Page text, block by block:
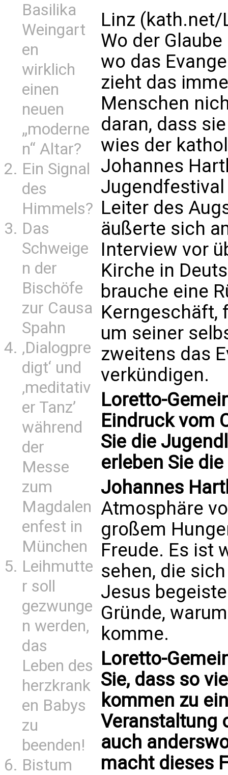
Basilika
Weingart
en
wirklich
einen
neuen
„moderne
n“ Altar?
Ein Signal
des
Himmels?
Das
Schweige
n der
Bischöfe
zur Causa
Spahn
‚Dialogpre
digt‘ und
‚meditativ
er Tanz’
während
der
Messe
zum
Magdalen
enfest in
München
Leihmutte
r soll
gezwunge
n werden,
das
Leben des
herzkrank
en Babys
zu
beenden!
Bistum
Linz
Wo der
wo das
zieht das
Menschen
daran, dass
wies der
Johannes
Leiter des
äußerte sich
Interview vor
Kirche in
brauche eine
um seiner
zweitens das
verkündigen.
Loretto-
Eindruck vom
Sie die
erleben Sie
Johannes
Atmosphäre
großem
Freude. Es ist
sehen, die
Jesus
Gründe,
komme.
Loretto-
Sie, dass so
kommen zu
Veranstaltung
auch
macht dieses